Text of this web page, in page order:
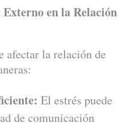
en la Relación
afectar la relación de
El estrés puede
de comunicación